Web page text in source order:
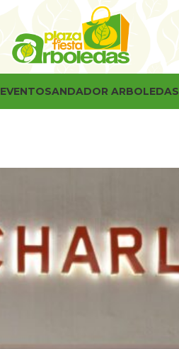
EVENTOSANDADOR ARBOLEDAS